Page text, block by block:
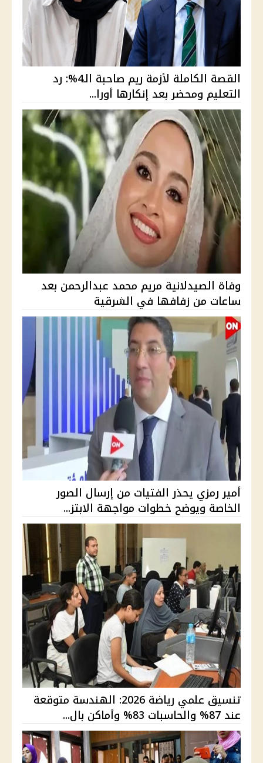
القصة الكاملة لأزمة ريم صاحبة الـ4%: رد
التعليم ومحضر بعد إنكارها أورا...
وفاة الصيدلانية مريم محمد عبدالرحمن بعد
ساعات من زفافها في الشرقية
أمير رمزي يحذر الفتيات من إرسال الصور
الخاصة ويوضح خطوات مواجهة الابتز...
تنسيق علمي رياضة 2026: الهندسة متوقعة
عند 87% والحاسبات 83% وأماكن بال...